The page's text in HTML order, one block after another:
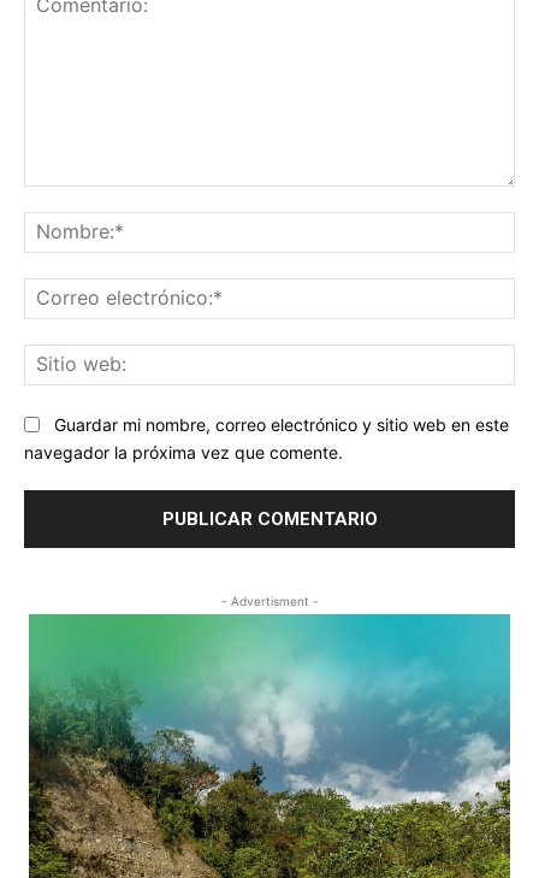
Guardar mi nombre, correo electrónico y sitio web en este
navegador la próxima vez que comente.
- Advertisment -